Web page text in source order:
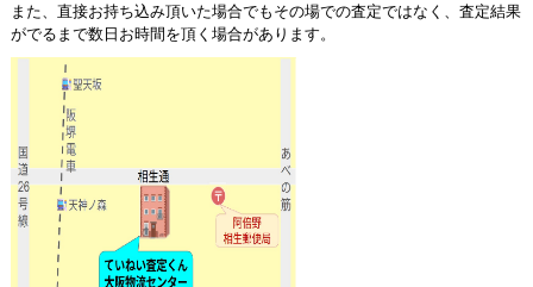
また、直接お持ち込み頂いた場合でもその場での査定ではなく、査定結果
がでるまで数日お時間を頂く場合があります。